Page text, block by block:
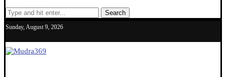
Search
Sunday, August 9, 2026